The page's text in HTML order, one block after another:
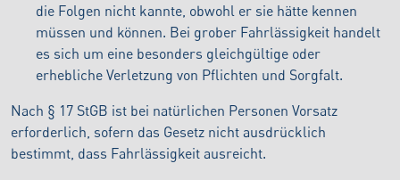
die Folgen nicht kannte, obwohl er sie hätte kennen
müssen und können. Bei grober Fahrlässigkeit handelt
es sich um eine besonders gleichgültige oder
erhebliche Verletzung von Pflichten und Sorgfalt.
Nach § 17 StGB ist bei natürlichen Personen Vorsatz
erforderlich, sofern das Gesetz nicht ausdrücklich
bestimmt, dass Fahrlässigkeit ausreicht.